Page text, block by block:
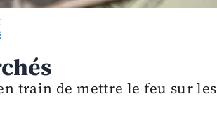
train de mettre le feu sur les